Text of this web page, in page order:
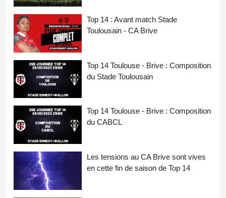
Top 14 : Avant match Stade
Toulousain - CA Brive
Top 14 Toulouse - Brive : Composition
du Stade Toulousain
Top 14 Toulouse - Brive : Composition
du CABCL
Les tensions au CA Brive sont vives
en cette fin de saison de Top 14